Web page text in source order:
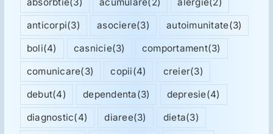
absorbtie(3) acumulare(2) alergie(2)
anticorpi(3) asociere(3) autoimunitate(3)
boli(4) casnicie(3) comportament(3)
comunicare(3) copii(4) creier(3)
debut(4) dependenta(3) depresie(4)
diagnostic(4) diaree(3) dieta(3)